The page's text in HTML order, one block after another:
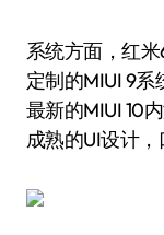
系统方面，红
定制的MIUI 9
最新的MIUI 10
成熟的UI设计，